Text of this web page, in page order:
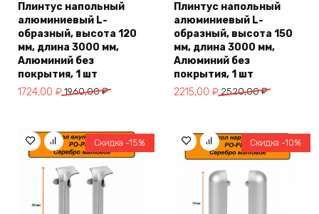
Плинтус напольный
алюминиевый L-
образный, высота 120
мм, длина 3000 мм,
Алюминий без
покрытия, 1 шт
1960,00₽
Первоначальная
1960,00 ₽.
1724,00 ₽
Текущая
Плинтус напольный
алюминиевый L-
образный, высота 150
мм, длина 3000 мм,
Алюминий без
покрытия, 1 шт
2520,00₽
Первоначальная
2520,00 ₽.
2215,00 ₽
Текущая
Скидка -15% Скидка -10%